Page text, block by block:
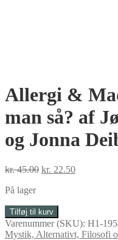
Allergi &
man så? af
og Jonna
kr.45.00 Den
kr. 45.00.
kr. 22.50Den
På lager
Allergi
&
Mad
Tilføj til kurv
Varenummer (SKU): H1-
Mystik, Alternativt, Filosofi